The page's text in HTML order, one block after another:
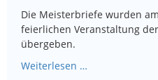
Die Meisterbriefe wurden
feierlichen Veranstaltung
übergeben.
Weiterlesen …